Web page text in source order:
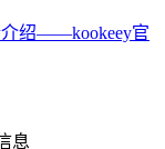
介绍——kookeey官